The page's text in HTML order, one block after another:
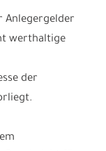
Anlegergelder
werthaltige
der